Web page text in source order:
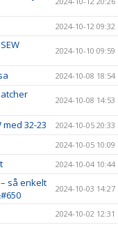
2024-10-12 09:32
2024-10-10 09:59
2024-10-08 18:54
2024-10-08 14:53
32-23 2024-10-05 20:33
2024-10-05 10:09
2024-10-04 10:44
så enkelt
2024-10-03 14:27
2024-10-02 12:31